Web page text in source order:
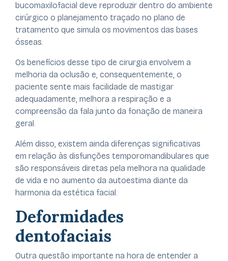
bucomaxilofacial deve reproduzir dentro do ambiente
cirúrgico o planejamento traçado no plano de
tratamento que simula os movimentos das bases
ósseas.
Os benefícios desse tipo de cirurgia envolvem a
melhoria da oclusão e, consequentemente, o
paciente sente mais facilidade de mastigar
adequadamente, melhora a respiração e a
compreensão da fala junto da fonação de maneira
geral.
Além disso, existem ainda diferenças significativas
em relação às disfunções temporomandibulares que
são responsáveis diretas pela melhora na qualidade
de vida e no aumento da autoestima diante da
harmonia da estética facial.
Deformidades
dentofaciais
Outra questão importante na hora de entender a